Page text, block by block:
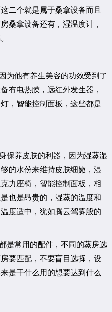
二个就是属于桑拿设备而且
桑拿设备还有，湿温度计，
为他有养生美容的功效受到了
有电热膜，远红外发生器，
，智能控制面板，这些都是
保养皮肤的利器，因为湿蒸湿
的水份来维持皮肤细嫩，湿
力座椅，智能控制面板，相
也是昂贵的，湿蒸的温度和
度适中，犹如腾云驾雾般的
是常用的配件，不同的蒸房选
要匹配，不要盲目选择，设
是干什么用的想要达到什么